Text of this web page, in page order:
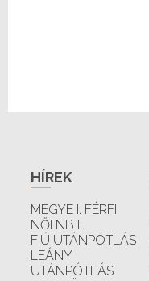
HÍREK
MEGYE I. FÉRFI
NŐI NB II.
FIÚ UTÁNPÓTLÁS
LEÁNY
UTÁNPÓTLÁS